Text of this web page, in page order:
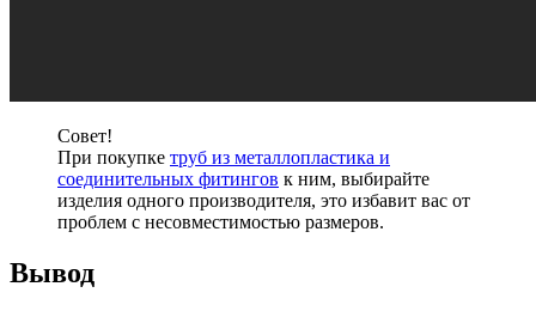
Совет!
При покупке труб из металлопластика и
соединительных фитингов к ним, выбирайте
изделия одного производителя, это избавит вас от
проблем с несовместимостью размеров.
Вывод